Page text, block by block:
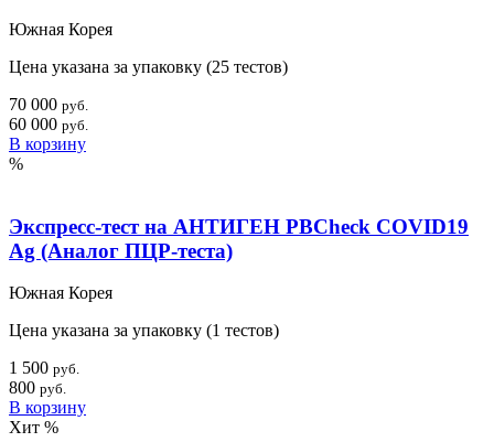
Южная Корея
Цена указана за упаковку (25 тестов)
70 000 руб.
60 000 руб.
В корзину
%
Экспресс-тест на АНТИГЕН PBCheck COVID19
Ag (Аналог ПЦР-теста)
Южная Корея
Цена указана за упаковку (1 тестов)
1 500 руб.
800 руб.
В корзину
Хит %